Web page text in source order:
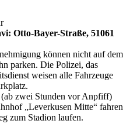
Otto-Bayer-Straße, 51061
können nicht auf dem
parken. Die Polizei, das
weisen alle Fahrzeuge
(ab zwei Stunden vor Anpfiff)
„Leverkusen Mitte“ fahren
zum Stadion laufen.